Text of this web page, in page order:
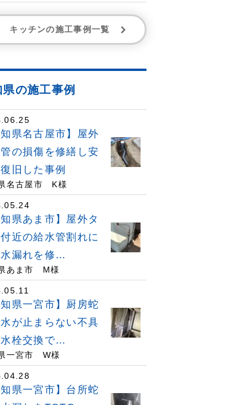
キッチンの施工事例一覧
県の施工事例
知県名古屋市】屋外
の損傷を修繕し安
旧した事例
名古屋市 K様
知県あま市】屋外タ
近の給水管割れに
水漏れを修…
あま市 M様
知県一宮市】厨房蛇
が止まらない不具
栓交換で…
一宮市 W様
知県一宮市】台所蛇